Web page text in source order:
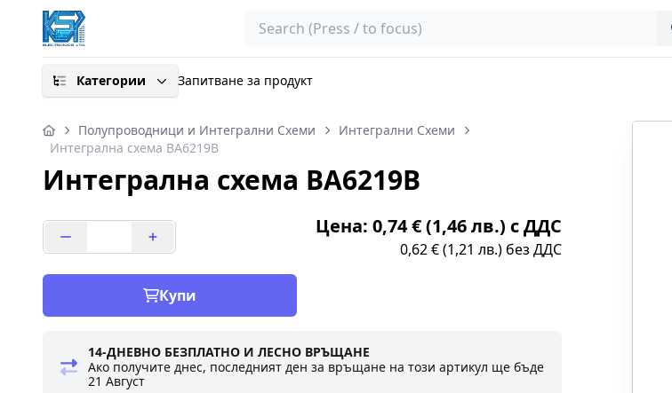
Search
Категории Запитване за продукт
Полупроводници и Интегрални Схеми
Интегрални Схеми
Интегрална схема BA6219B
Интегрална схема BA6219B
Цена: 0,74 € (1,46 лв.) с ДДС
0,62 € (1,21 лв.) без ДДС
Купи
14-ДНЕВНО БЕЗПЛАТНО И ЛЕСНО ВРЪЩАНЕ
Ако получите днес, последният ден за връщане на този артикул ще бъде
21 Август